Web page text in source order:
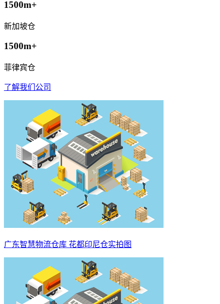
1500m+
新加坡仓
1500m+
菲律宾仓
了解我们公司
广东智慧物流仓库 花都印尼仓实拍图